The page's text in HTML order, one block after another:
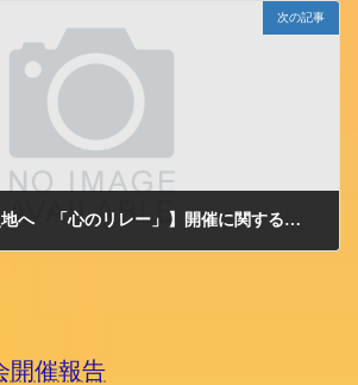
次の記事
【小千谷から被災地へ 「心のリレー」】開催に関する御礼
開催報告